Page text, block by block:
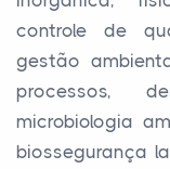
controle de
gestão
processos,
microbiologia
biossegurança